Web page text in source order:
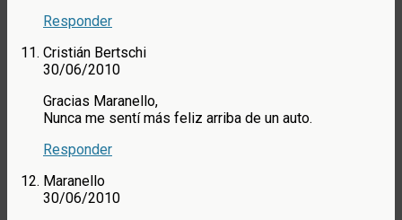
Responder
Cristián Bertschi
30/06/2010
Gracias Maranello,
Nunca me sentí más feliz arriba de un auto.
Responder
Maranello
30/06/2010